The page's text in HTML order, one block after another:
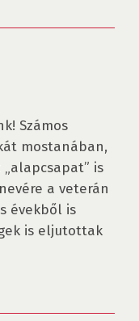
Számos
mostanában,
„alapcsapat” is
a veterán
évekből is
is eljutottak